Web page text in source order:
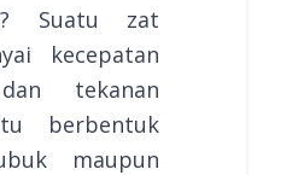
Suatu zat
kecepatan
tekanan
berbentuk
maupun